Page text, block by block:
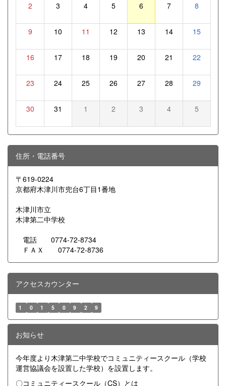
2 3 4 5 6 7 8
9 10 11 12 13 14 15
16 17 18 19 20 21 22
23 24 25 26 27 28 29
30 31 1 2 3 4 5
住所・電話番号
〒619-0224
京都府木津川市兜台6丁目1番地
木津川市立
木津第二中学校
電話 0774-72-8734
ＦＡＸ 0774-72-8736
アクセスカウンター
1 0 1 5 0 9 2 9
お知らせ
今年度より木津第二中学校でコミュニティースクール（学校
運営協議会を設置した学校）を設置します。
〇コミュニティースクール（CS）とは